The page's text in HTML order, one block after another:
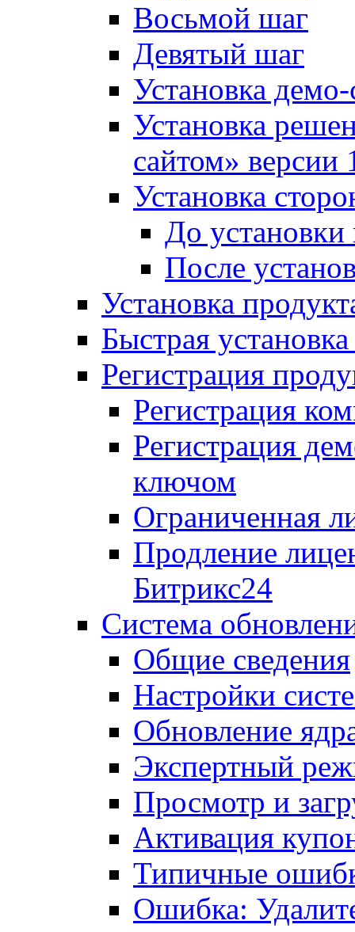
Восьмой шаг
Девятый шаг
Установка
Установка
сайтом»
Установка
До установки
После
Установка
Быстрая
Регистрация
Регистрация
Регистрация
ключом
Ограниченная
Продление
Битрикс24
Система
Общие сведения
Настройки
Обновление
Экспертный
Просмотр и
Активация
Типичные
Ошибка: